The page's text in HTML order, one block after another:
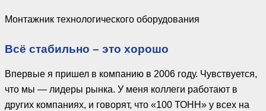
Монтажник технологического оборудования
Всё стабильно – это хорошо
Впервые я пришел в компанию в 2006 году. Чувствуется,
что мы — лидеры рынка. У меня коллеги работают в
других компаниях, и говорят, что «100 ТОНН» у всех на